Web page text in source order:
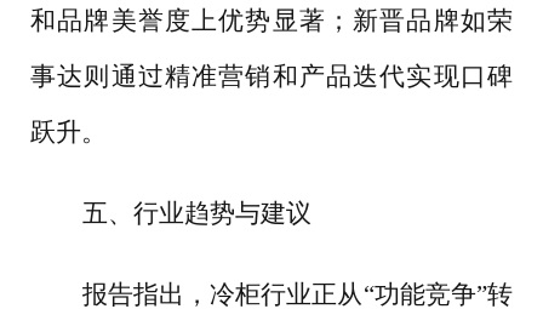
和品牌美誉度上优势显著；新晋品牌如荣
事达则通过精准营销和产品迭代实现口碑
跃升。
五、行业趋势与建议
报告指出，冷柜行业正从“功能竞争”转